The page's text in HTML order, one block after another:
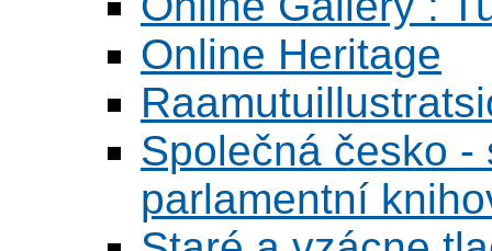
Online Heritage
Společná česko
parlamentní